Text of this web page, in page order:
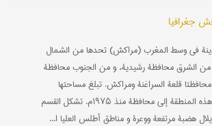
جغرافیا
في وسط المغرب (مراكش) تحدها من الشمال
من الشرق محافظة رشيدية، و من الجنوب محافظة
قلعة السراغنة ومراكش. تبلغ مساحتها
۰۵۰,۱كم۲. تحولت هذه المنطقة إلی محافظة منذ ۱۹۷۵م. تشكل القسم
هضبة مرتفعة ووعرة و مناطق أطلس العليا ا...